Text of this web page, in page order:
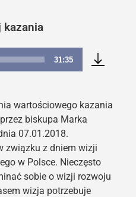
kazania
Odtwarzacz
31:35
wartościowego kazania
biskupa Marka
07.01.2018.
związku z dniem wizji
w Polsce. Nieczęsto
sobie o wizji rozwoju
wizja potrzebuje